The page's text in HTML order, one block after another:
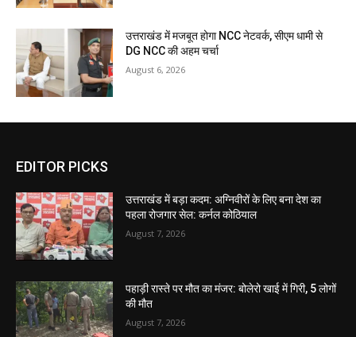
उत्तराखंड में मजबूत होगा NCC नेटवर्क, सीएम धामी से
DG NCC की अहम चर्चा
August 6, 2026
EDITOR PICKS
उत्तराखंड में बड़ा कदम: अग्निवीरों के लिए बना देश का
पहला रोजगार सेल: कर्नल कोठियाल
August 7, 2026
पहाड़ी रास्ते पर मौत का मंजर: बोलेरो खाई में गिरी, 5 लोगों
की मौत
August 7, 2026